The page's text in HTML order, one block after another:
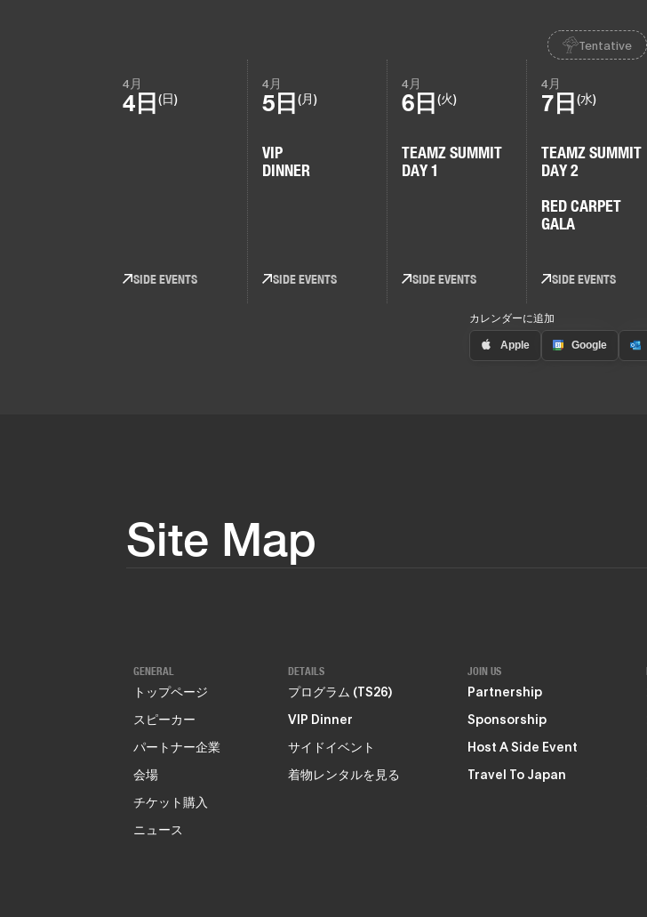
Tentative
4月
4日 (日)
SIDE EVENTS
4月
5日(月)
VIP
DINNER
SIDE EVENTS
4月
6日(火)
TEAMZ SUMMIT
DAY 1
SIDE EVENTS
4月
7日(水)
TEAMZ SUMMIT
DAY 2
RED CARPET
GALA
SIDE EVENTS
カレンダーに追加
Site Map
GENERAL
トップページ
スピーカー
パートナー企業
会場
チケット購入
ニュース
DETAILS
プログラム (TS26)
VIP Dinner
サイドイベント
着物レンタルを見る
JOIN US
Partnership
Sponsorship
Host A Side Event
Travel To Japan